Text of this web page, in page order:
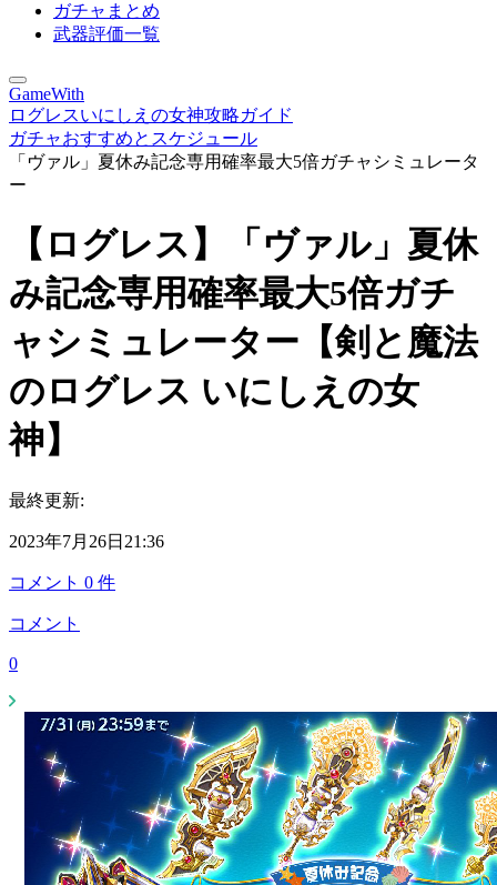
ガチャまとめ
武器評価一覧
GameWith
ログレスいにしえの女神攻略ガイド
ガチャおすすめとスケジュール
「ヴァル」夏休み記念専用確率最大5倍ガチャシミュレータ
ー
【ログレス】「ヴァル」夏休
み記念専用確率最大5倍ガチ
ャシミュレーター【剣と魔法
のログレス いにしえの女
神】
最終更新:
2023年7月26日21:36
コメント 0 件
コメント
0